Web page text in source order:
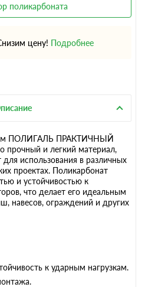
поликарбоната
цену! Подробнее
мм ПОЛИГАЛЬ ПРАКТИЧНЫЙ
прочный и легкий материал,
использования в различных
проектах. Поликарбонат
и устойчивостью к
что делает его идеальным
навесов, ограждений и других
к ударным нагрузкам.